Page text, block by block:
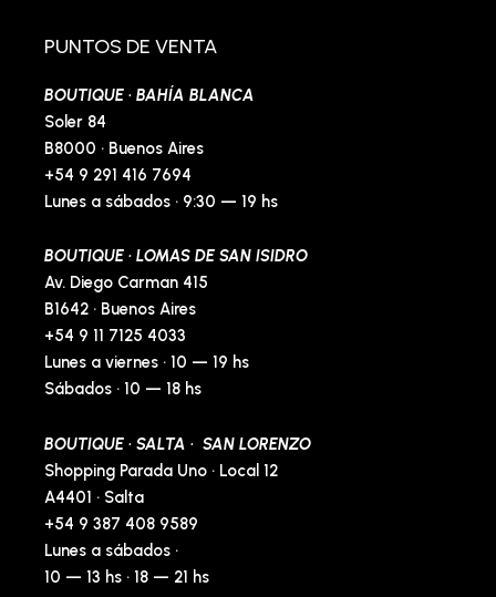
o
k
f
PUNTOS DE VENTA
BOUTIQUE · BAHÍA BLANCA
Soler 84
B8000 · Buenos Aires
+54 9 291 416 7694
Lunes a sábados · 9:30 — 19 hs
BOUTIQUE · LOMAS DE SAN ISIDRO
Av. Diego Carman 415
B1642 · Buenos Aires
+54 9 11 7125 4033
Lunes a viernes · 10 — 19 hs
Sábados · 10 — 18 hs
BOUTIQUE · SALTA · SAN LORENZO
Shopping Parada Uno · Local 12
A4401 · Salta
+54 9 387 408 9589
Lunes a sábados ·
10 — 13 hs · 18 — 21 hs